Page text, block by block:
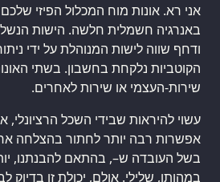
אני רא. אונות מוח המכלול הפיזי שלכם
באנרגיה חשמלית חלשה. הישות
ודחף שווה לישות המנוהלת על ידי
הקוטביות נלקחת בחשבון. בשתי
שירות-העצמי או שירות לאחרים.
עשוי להיראות שבידי השכל הרציונלי,
אפשרות רבה יותר לחתור בהצלחה
בשל העובדה ש–, בהתאם להבנתנו,
במהותו, שלילי. אולם, יכולת זו בדיוק